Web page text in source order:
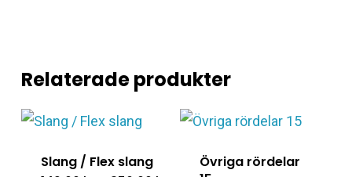
Relaterade produkter
Slang / Flex slang
Övriga rördelar